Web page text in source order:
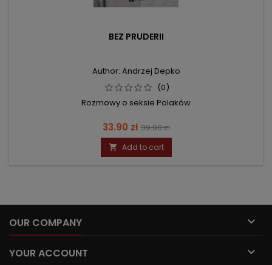
BEZ PRUDERII
Author: Andrzej Depko
(0)
Rozmowy o seksie Polaków
Price
33.90 zł Regular
price
39.90 zł
 Add to cart
OUR COMPANY 
YOUR ACCOUNT 